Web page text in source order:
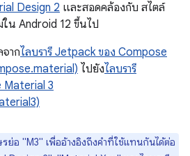
Design 2 และสอดคล้องกับ สไตล์
น Android 12 ขึ้นไป
ากไลบรารี Jetpack ของ Compose
ไปยังไลบรารี
Material 3
ย่อ "M3" เพื่ออ้างอิงถึงคำที่ใช้แทนกันได้ต่อ